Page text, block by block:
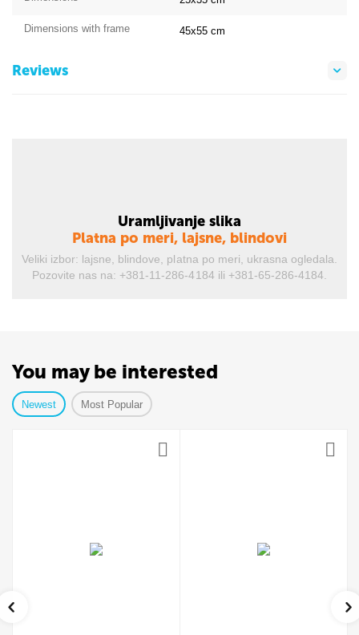
Dimensions with frame 45x55cm
Reviews
Uramljivanje slika
Platna po meri, lajsne, blindovi
Veliki izbor: lajsne, blindove, platna po meri, ukrasna ogledala.
Pozovite nas na: +381-11-286-4184 ili +381-65-286-4184.
You may be interested
Newest Most Popular